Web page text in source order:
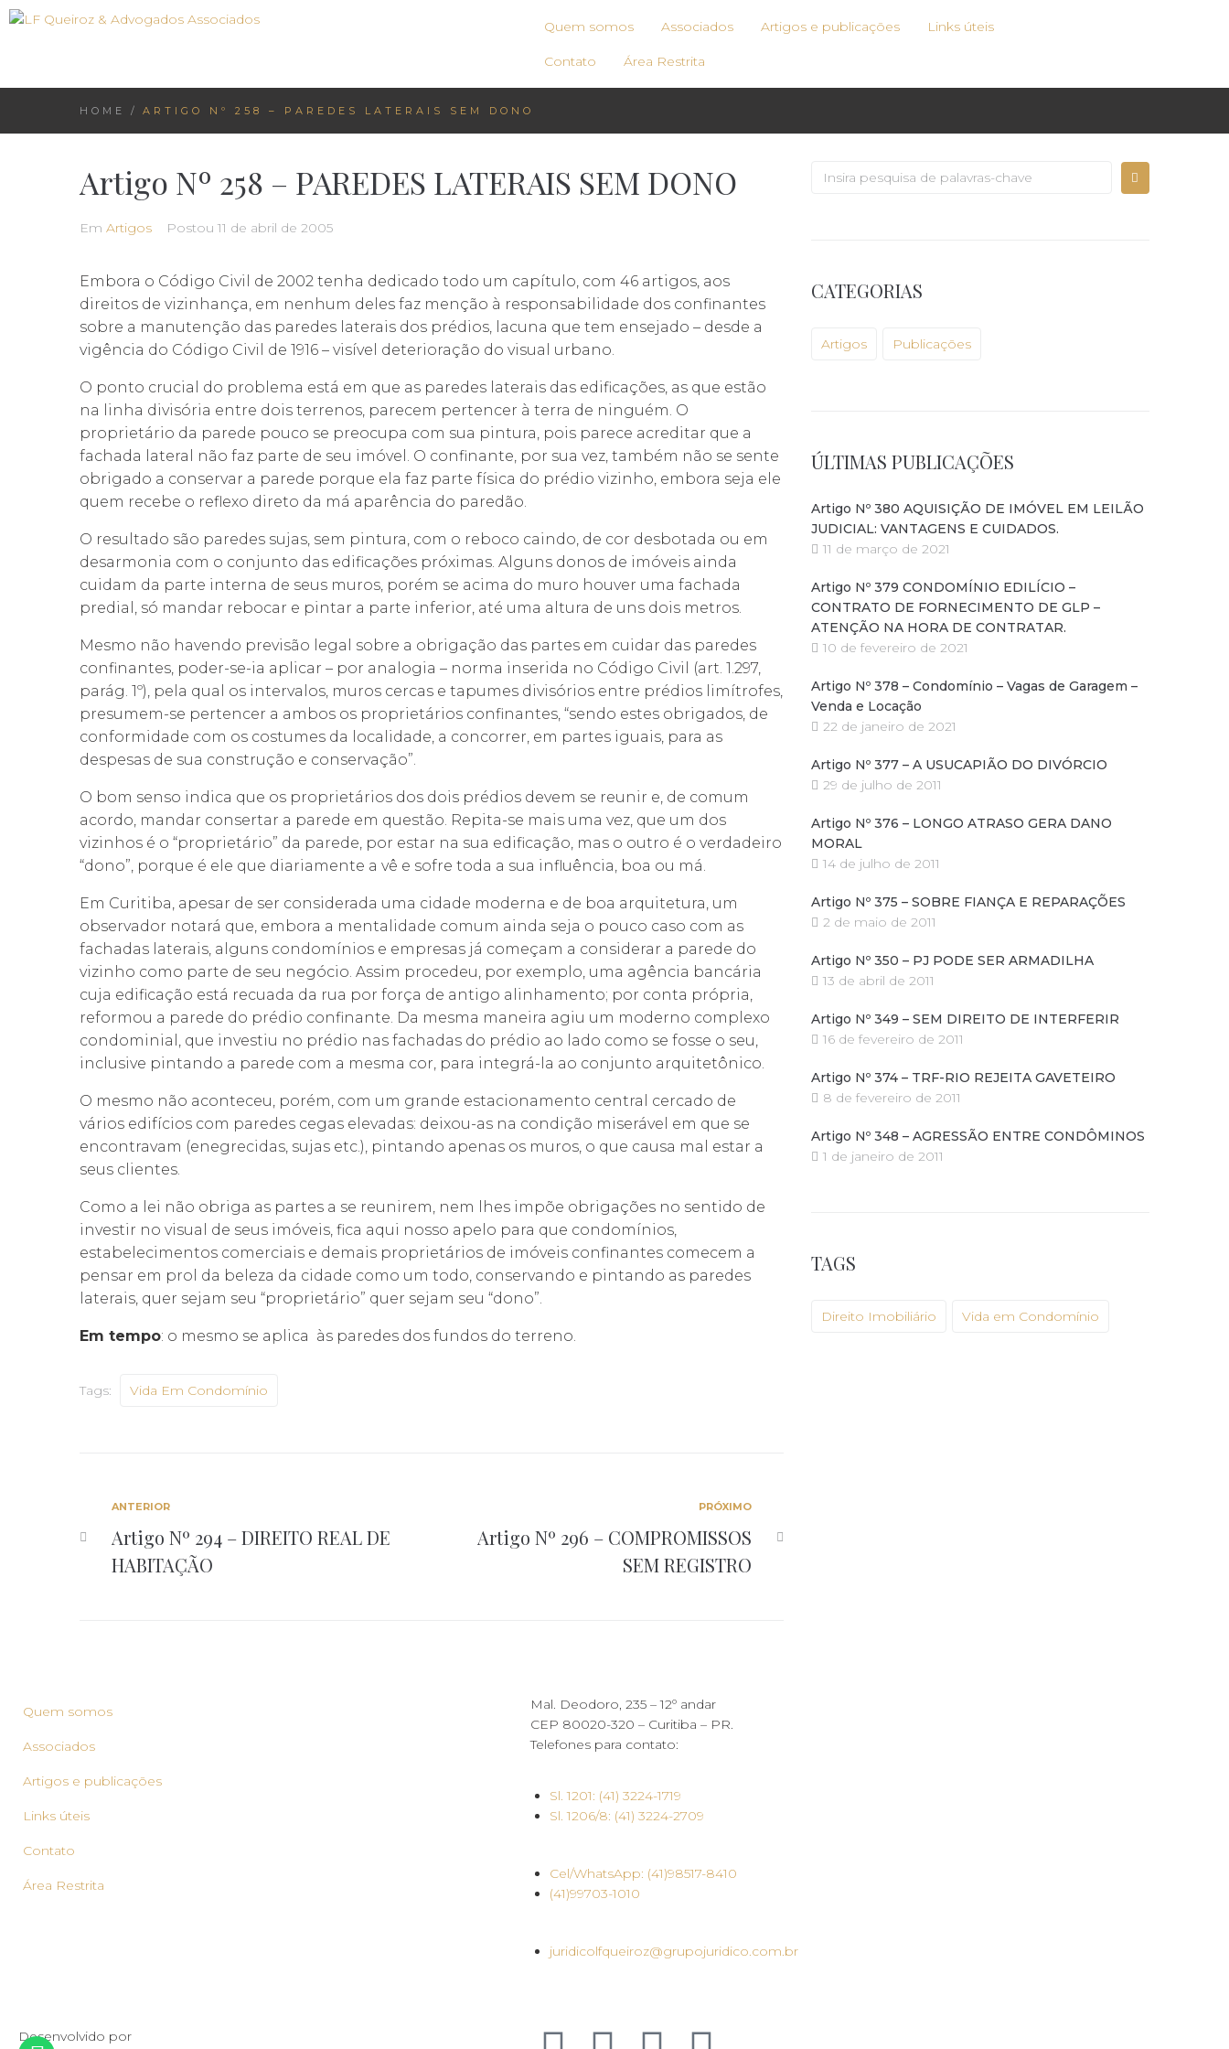
Quem somos Associados Artigos e publicações Links úteis
Contato Área Restrita
HOME / ARTIGO Nº 258 – PAREDES LATERAIS SEM DONO
Artigo Nº 258 – PAREDES LATERAIS SEM DONO
Em Artigos Postou 11 de abril de 2005
Embora o Código Civil de 2002 tenha dedicado todo um capítulo, com 46 artigos, aos
direitos de vizinhança, em nenhum deles faz menção à responsabilidade dos confinantes
sobre a manutenção das paredes laterais dos prédios, lacuna que tem ensejado – desde a
vigência do Código Civil de 1916 – visível deterioração do visual urbano.
O ponto crucial do problema está em que as paredes laterais das edificações, as que estão
na linha divisória entre dois terrenos, parecem pertencer à terra de ninguém. O
proprietário da parede pouco se preocupa com sua pintura, pois parece acreditar que a
fachada lateral não faz parte de seu imóvel. O confinante, por sua vez, também não se sente
obrigado a conservar a parede porque ela faz parte física do prédio vizinho, embora seja ele
quem recebe o reflexo direto da má aparência do paredão.
O resultado são paredes sujas, sem pintura, com o reboco caindo, de cor desbotada ou em
desarmonia com o conjunto das edificações próximas. Alguns donos de imóveis ainda
cuidam da parte interna de seus muros, porém se acima do muro houver uma fachada
predial, só mandar rebocar e pintar a parte inferior, até uma altura de uns dois metros.
Mesmo não havendo previsão legal sobre a obrigação das partes em cuidar das paredes
confinantes, poder-se-ia aplicar – por analogia – norma inserida no Código Civil (art. 1.297,
parág. 1º), pela qual os intervalos, muros cercas e tapumes divisórios entre prédios limítrofes,
presumem-se pertencer a ambos os proprietários confinantes, “sendo estes obrigados, de
conformidade com os costumes da localidade, a concorrer, em partes iguais, para as
despesas de sua construção e conservação”.
O bom senso indica que os proprietários dos dois prédios devem se reunir e, de comum
acordo, mandar consertar a parede em questão. Repita-se mais uma vez, que um dos
vizinhos é o “proprietário” da parede, por estar na sua edificação, mas o outro é o verdadeiro
“dono”, porque é ele que diariamente a vê e sofre toda a sua influência, boa ou má.
Em Curitiba, apesar de ser considerada uma cidade moderna e de boa arquitetura, um
observador notará que, embora a mentalidade comum ainda seja o pouco caso com as
fachadas laterais, alguns condomínios e empresas já começam a considerar a parede do
vizinho como parte de seu negócio. Assim procedeu, por exemplo, uma agência bancária
cuja edificação está recuada da rua por força de antigo alinhamento; por conta própria,
reformou a parede do prédio confinante. Da mesma maneira agiu um moderno complexo
condominial, que investiu no prédio nas fachadas do prédio ao lado como se fosse o seu,
inclusive pintando a parede com a mesma cor, para integrá-la ao conjunto arquitetônico.
O mesmo não aconteceu, porém, com um grande estacionamento central cercado de
vários edifícios com paredes cegas elevadas: deixou-as na condição miserável em que se
encontravam (enegrecidas, sujas etc.), pintando apenas os muros, o que causa mal estar a
seus clientes.
Como a lei não obriga as partes a se reunirem, nem lhes impõe obrigações no sentido de
investir no visual de seus imóveis, fica aqui nosso apelo para que condomínios,
estabelecimentos comerciais e demais proprietários de imóveis confinantes comecem a
pensar em prol da beleza da cidade como um todo, conservando e pintando as paredes
laterais, quer sejam seu “proprietário” quer sejam seu “dono”.
Em tempo: o mesmo se aplica às paredes dos fundos do terreno.
Tags: Vida Em Condomínio
ANTERIOR
Artigo Nº 294 – DIREITO REAL DE
HABITAÇÃO
PRÓXIMO
Artigo Nº 296 – COMPROMISSOS
SEM REGISTRO
CATEGORIAS
Artigos Publicações
ÚLTIMAS PUBLICAÇÕES
Artigo Nº 380 AQUISIÇÃO DE IMÓVEL EM LEILÃO
JUDICIAL: VANTAGENS E CUIDADOS.
11 de março de 2021
Artigo Nº 379 CONDOMÍNIO EDILÍCIO –
CONTRATO DE FORNECIMENTO DE GLP –
ATENÇÃO NA HORA DE CONTRATAR.
10 de fevereiro de 2021
Artigo Nº 378 – Condomínio – Vagas de Garagem –
Venda e Locação
22 de janeiro de 2021
Artigo Nº 377 – A USUCAPIÃO DO DIVÓRCIO
29 de julho de 2011
Artigo Nº 376 – LONGO ATRASO GERA DANO
MORAL
14 de julho de 2011
Artigo Nº 375 – SOBRE FIANÇA E REPARAÇÕES
2 de maio de 2011
Artigo Nº 350 – PJ PODE SER ARMADILHA
13 de abril de 2011
Artigo Nº 349 – SEM DIREITO DE INTERFERIR
16 de fevereiro de 2011
Artigo Nº 374 – TRF-RIO REJEITA GAVETEIRO
8 de fevereiro de 2011
Artigo Nº 348 – AGRESSÃO ENTRE CONDÔMINOS
1 de janeiro de 2011
TAGS
Direito Imobiliário Vida em Condomínio
Quem somos
Associados
Artigos e publicações
Links úteis
Contato
Área Restrita
Mal. Deodoro, 235 – 12º andar
CEP 80020-320 – Curitiba – PR.
Telefones para contato:
Sl. 1201: (41) 3224-1719
Sl. 1206/8: (41) 3224-2709
Cel/WhatsApp: (41)98517-8410
(41)99703-1010
juridicolfqueiroz@grupojuridico.com.br
Desenvolvido por